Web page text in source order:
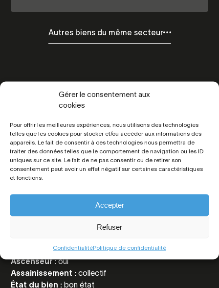
Gérer le consentement aux
cookies
Pour offrir les meilleures expériences, nous utilisons des technologies
telles que les cookies pour stocker et/ou accéder aux informations des
appareils. Le fait de consentir à ces technologies nous permettra de
traiter des données telles que le comportement de navigation ou les ID
uniques sur ce site. Le fait de ne pas consentir ou de retirer son
consentement peut avoir un effet négatif sur certaines caractéristiques
et fonctions.
Accepter
Refuser
ConfidentialitéPolitique de confidentialité
Autres biens du même secteur
Toutes lesinformations
Référence :
la Baule Escoublac
Code postal :44500
23 m²
Nbre d'étages :2
Ascenseur :oui
Assainissement :collectif
État du bien :bon état